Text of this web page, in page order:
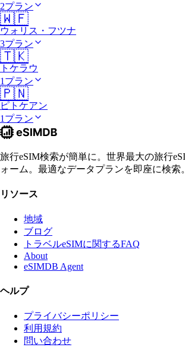
2プラン
🇼🇫
ウォリス・フツナ
3プラン
🇹🇰
トケラウ
1プラン
🇵🇳
ピトケアン
1プラン
旅行eSIM検索が簡単に。世界最大の旅行
ォーム。最適なデータプランを即座に検索。
リソース
地域
ブログ
トラベルeSIMに関するFAQ
About
eSIMDB Agent
ヘルプ
プライバシーポリシー
利用規約
問い合わせ